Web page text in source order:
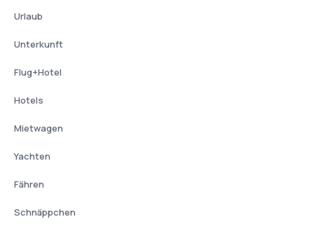
Urlaub
Unterkunft
Flug+Hotel
Hotels
Mietwagen
Yachten
Fähren
Schnäppchen